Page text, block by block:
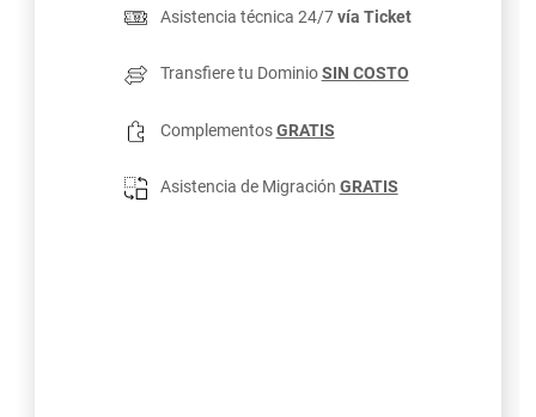
Asistencia técnica 24/7vía Ticket
Transfiere tu DominioSIN COSTO
ComplementosGRATIS
Asistencia de Migración GRATIS